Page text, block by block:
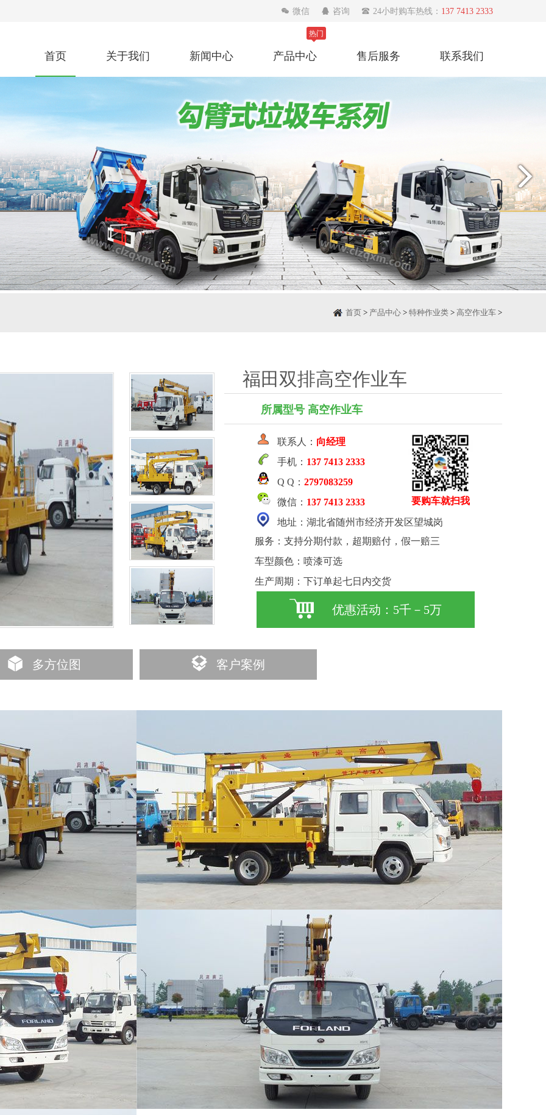
 微信  咨询  24小时购车热线： 137 7413 2333
首页 关于我们 新闻中心
热门
产品中心 售后服务 联系我们
首页 > 产品中心 > 特种作业类 > 高空作业车 >
福田双排高空作业车
所属型号 高空作业车
联系人： 向经理
手机： 137 7413 2333
Q Q： 2797083259
微信： 137 7413 2333 要购车就扫我
地址：湖北省随州市经济开发区望城岗
服务：支持分期付款，超期赔付，假一赔三
车型颜色：喷漆可选
生产周期：下订单起七日内交货
优惠活动：5千－5万
多方位图 客户案例